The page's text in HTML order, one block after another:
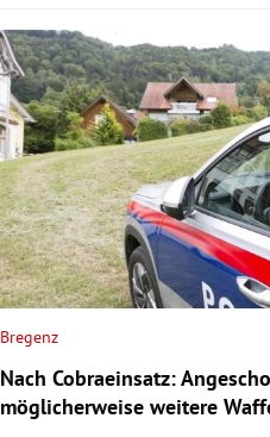
Bregenz
Nach Cobraeinsatz:
möglicherweise weitere